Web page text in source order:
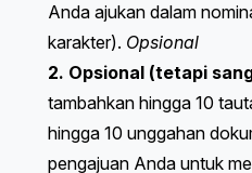
Anda ajukan dalam
karakter). Opsional
2. Opsional (tetapi
tambahkan hingga 10
hingga 10 unggahan
pengajuan Anda untuk